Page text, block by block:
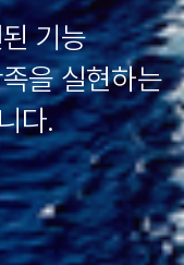
차별화된
와
니다.